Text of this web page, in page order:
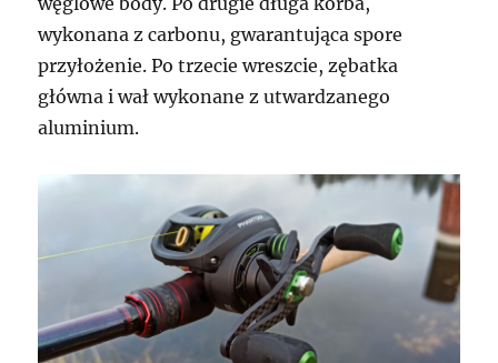
wykonana z carbonu, gwarantująca spore
przyłożenie. Po trzecie wreszcie, zębatka
główna i wał wykonane z utwardzanego
aluminium.